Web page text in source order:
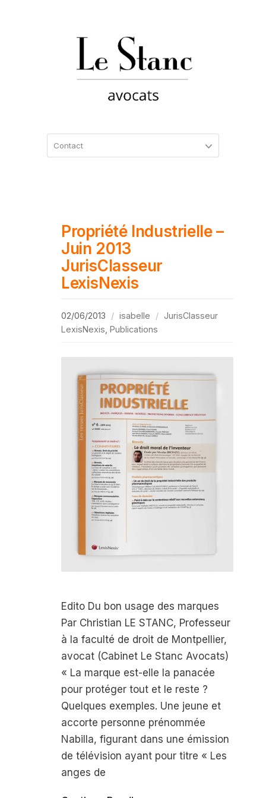
Propriété Industrielle –
Juin 2013
JurisClasseur
LexisNexis
02/06/2013 isabelle
JurisClasseur
LexisNexis Publications
Edito Du bon usage des marques
Par Christian LE STANC, Professeur
à la faculté de droit de Montpellier,
avocat (Cabinet Le Stanc Avocats)
« La marque est-elle la panacée
pour protéger tout et le reste ?
Quelques exemples. Une jeune et
accorte personne prénommée
Nabilla, figurant dans une émission
de télévision ayant pour titre « Les
anges de